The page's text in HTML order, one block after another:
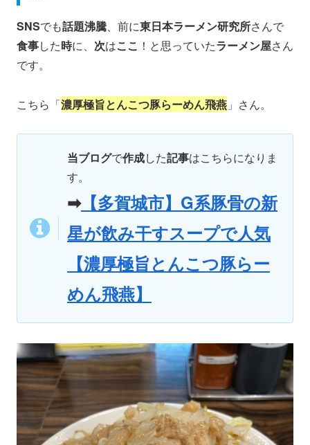
SNSでも話題沸騰、前に東日本ラーメン研究所さんで
食事した時に、 次はここ ！と思っていたラーメン屋さん
です。
こちら「濃厚極旨とんこつ豚らーめん飛燕 」さん。
当ブログで作成した記事はこちらになりま
す。
➡【多賀城市】G系豚骨の新
星が飲み干すスープで人気
【濃厚極旨とんこつ豚らー
めん飛燕】